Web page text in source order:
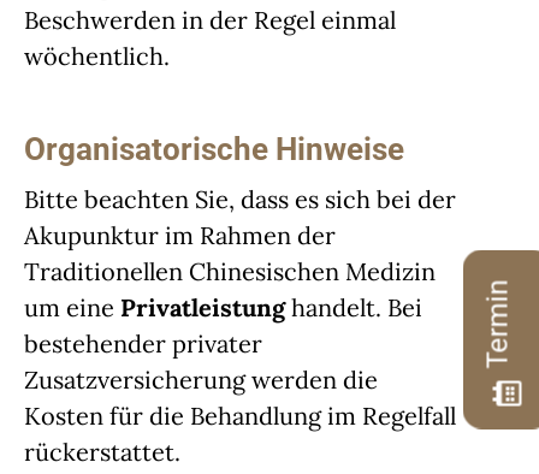
Termin
Beschwerden in der Regel einmal
wöchentlich.
Organisatorische Hinweise
Bitte beachten Sie, dass es sich bei der
Akupunktur im Rahmen der
Traditionellen Chinesischen Medizin
um eine Privatleistunghandelt. Bei
bestehender privater
Zusatzversicherung werden die
Kosten für die Behandlung im Regelfall
rückerstattet.